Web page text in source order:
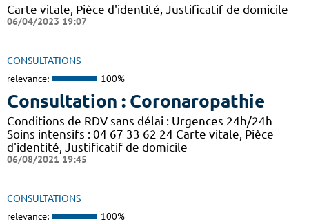
Carte vitale, Pièce d'identité, Justificatif de domicile
06/04/2023 19:07
CONSULTATIONS
relevance: 100%
Consultation : Coronaropathie
Conditions de RDV sans délai : Urgences 24h/24h
Soins intensifs : 04 67 33 62 24 Carte vitale, Pièce
d'identité, Justificatif de domicile
06/08/2021 19:45
CONSULTATIONS
relevance: 100%